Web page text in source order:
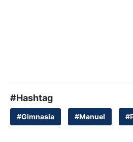
#Hashtag
#Gimnasia #Manuel